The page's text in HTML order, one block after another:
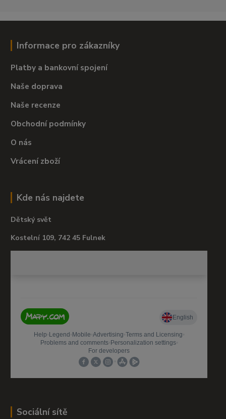
Informace pro zákazníky
Platby a bankovní spojení
Naše doprava
Naše recenze
Obchodní podmínky
O nás
Vrácení zboží
Kde nás najdete
Dětský svět
Kostelní 109, 742 45 Fulnek
Sociální sítě